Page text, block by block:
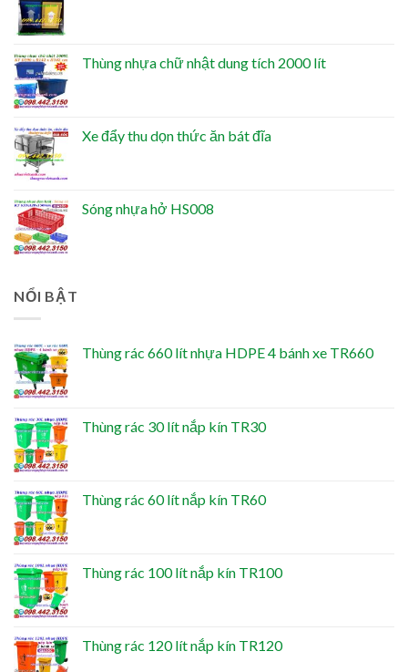
Thùng nhựa chữ nhật dung tích 2000 lít
Xe đẩy thu dọn thức ăn bát đĩa
Sóng nhựa hở HS008
NỔI BẬT
Thùng rác 660 lít nhựa HDPE 4 bánh xe TR660
Thùng rác 30 lít nắp kín TR30
Thùng rác 60 lít nắp kín TR60
Thùng rác 100 lít nắp kín TR100
Thùng rác 120 lít nắp kín TR120